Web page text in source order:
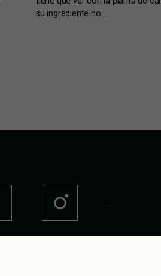
su ingrediente no…